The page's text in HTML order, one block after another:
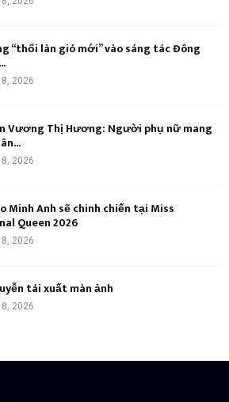
“thổi làn gió mới” vào sáng tác Đông
2026
Vương Thị Hương: Người phụ nữ mang
2026
Minh Anh sẽ chinh chiến tại Miss
Queen 2026
2026
tái xuất màn ảnh
2026